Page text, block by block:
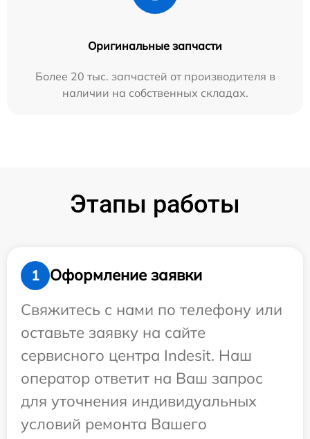
Оригинальные запчасти
Более 20 тыс. запчастей от производителя в
наличии на собственных складах.
Этапы работы
1
Оформление заявки
Свяжитесь с нами по телефону или
оставьте заявку на сайте
сервисного центра Indesit. Наш
оператор ответит на Ваш запрос
для уточнения индивидуальных
условий ремонта Вашего